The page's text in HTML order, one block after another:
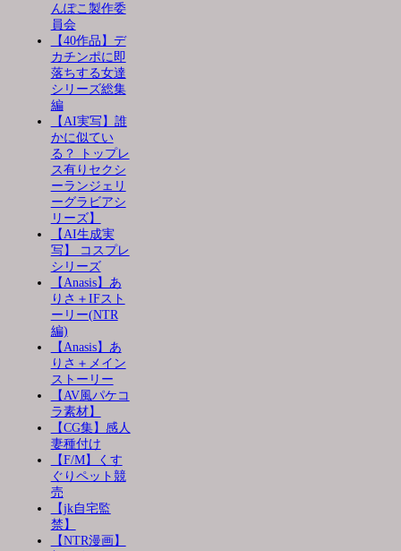
んぽこ製作委
員会
【40作品】デ
カチンポに即
落ちする女達
シリーズ総集
編
【AI実写】誰
かに似てい
る？ トップレ
ス有りセクシ
ーランジェリ
ーグラビアシ
リーズ】
【AI生成実
写】 コスプレ
シリーズ
【Anasis】あ
りさ＋IFスト
ーリー(NTR
編)
【Anasis】あ
りさ＋メイン
ストーリー
【AV風パケコ
ラ素材】
【CG集】感人
妻種付け
【F/M】くす
ぐりペット競
売
【jk自宅監
禁】
【NTR漫画】